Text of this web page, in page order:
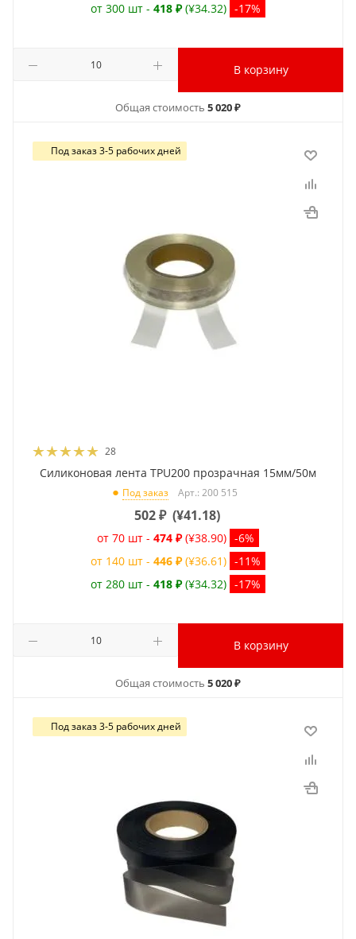
от 300 шт - 418 ₽ (¥34.32) -17%
В корзину
Общая стоимость 5 020 ₽
Под заказ 3-5 рабочих дней
28
Силиконовая лента TPU200 прозрачная 15мм/50м
Под заказ Арт.: 200 515
502₽ (¥41.18)
от 70 шт - 474 ₽ (¥38.90) -6%
от 140 шт - 446 ₽ (¥36.61) -11%
от 280 шт - 418 ₽ (¥34.32) -17%
В корзину
Общая стоимость 5 020 ₽
Под заказ 3-5 рабочих дней